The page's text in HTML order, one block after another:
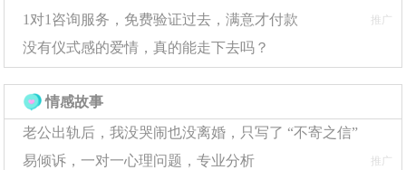
吧。在这种情况下，一个长得安全一些的，靠谱的同时有
一些其他内在幽默的男生，会更加容易进她们的法眼。
同时，其实丑男活了这么大，肯定也没有少听到别人对他
1对1咨询服务，免费验证过去，满意才付款
推广
没有仪式感的爱情，真的能走下去吗？
情感故事
老公出轨后，我没哭闹也没离婚，只写了 “不寄之信”
易倾诉，一对一心理问题，专业分析
推广